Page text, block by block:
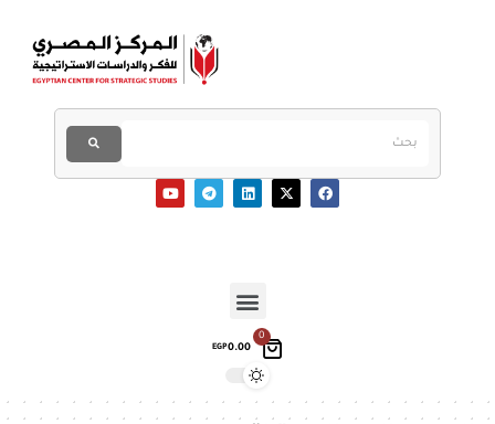
0
EGP0.00